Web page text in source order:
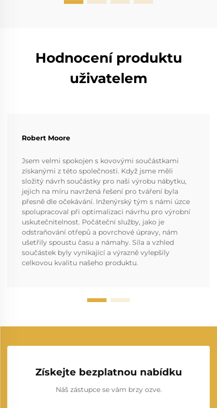
Hodnocení produktu
uživatelem
Robert Moore
Jsem velmi spokojen s kovovými součástkami
získanými z této společnosti. Když jsme měli
složitý návrh součástky pro naši výrobu nábytku,
jejich na míru navržená řešení pro tváření byla
přesně dle očekávání. Inženýrský tým s námi úzce
spolupracoval při optimalizaci návrhu pro výrobní
uskutečnitelnost. Počáteční služby, jako je
odstraňování otřepů a povrchové úpravy, nám
ušetřily spoustu času a námahy. Síla a vzhled
součástek byly vynikající a výrazně vylepšily
celkovou kvalitu našeho produktu.
Získejte bezplatnou nabídku
Náš zástupce se vám brzy ozve.